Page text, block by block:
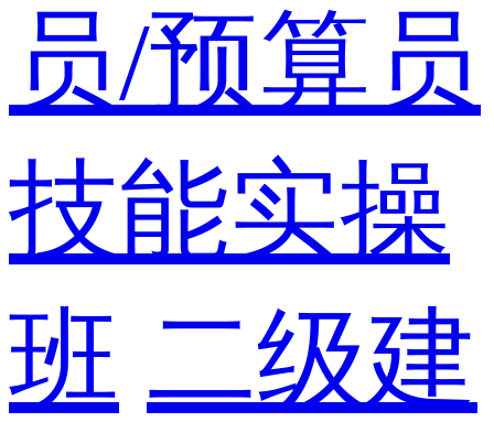
员/预算员
技能实操
班 二级建